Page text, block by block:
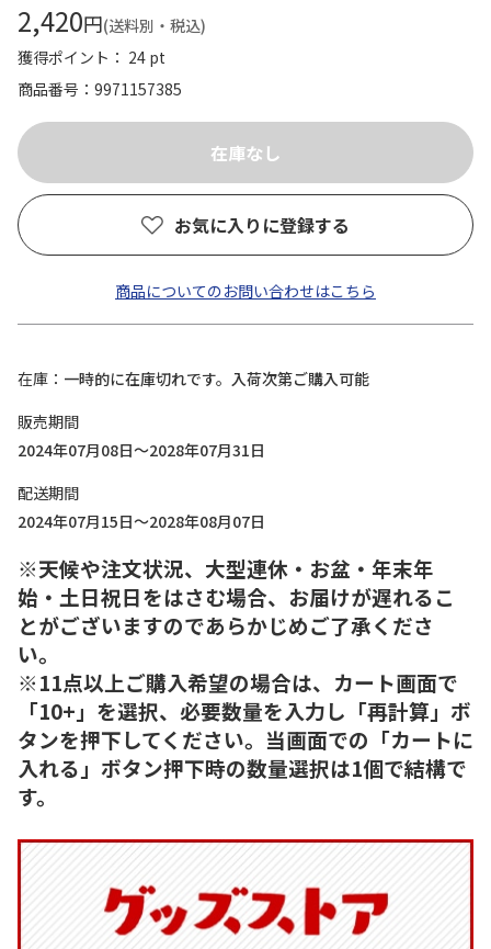
2,420円(送料別・税込)
獲得ポイント： 24 pt
商品番号
9971157385
お気に入りに登録する
商品についてのお問い合わせはこちら
在庫
一時的に在庫切れです。入荷次第ご購入可能
販売期間
2024年07月08日～2028年07月31日
配送期間
2024年07月15日～2028年08月07日
※天候や注文状況、大型連休・お盆・年末年
始・土日祝日をはさむ場合、お届けが遅れるこ
とがございますのであらかじめご了承くださ
い。
※11点以上ご購入希望の場合は、カート画面で
「10+」を選択、必要数量を入力し「再計算」ボ
タンを押下してください。当画面での「カートに
入れる」ボタン押下時の数量選択は1個で結構で
す。